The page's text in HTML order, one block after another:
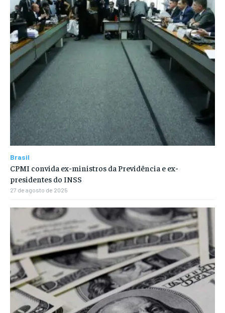
Brasil
CPMI convida ex-ministros da Previdência e ex-
presidentes do INSS
27 de agosto de 2025